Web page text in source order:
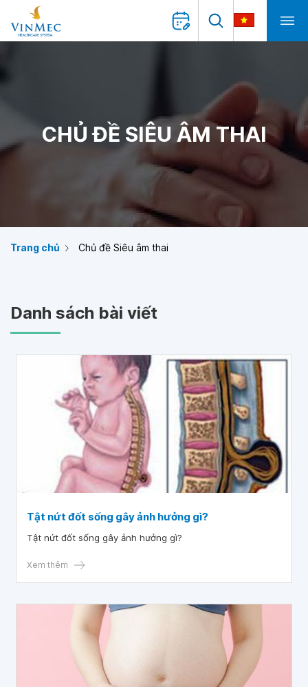
CHỦ ĐỀ SIÊU ÂM THAI
Trang chủ Chủ đề Siêu âm thai
Danh sách bài viết
Tật nứt đốt sống gây ảnh hưởng gì?
Tật nứt đốt sống gây ảnh hưởng gì?
Xem thêm